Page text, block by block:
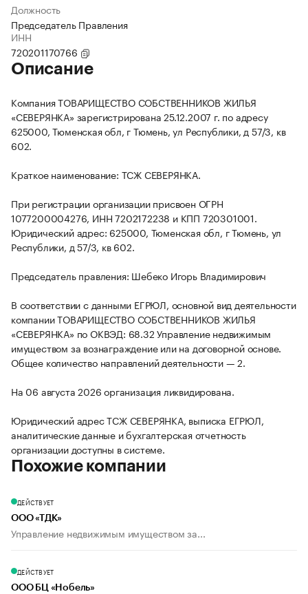
Должность
Председатель Правления
ИНН
720201170766
Описание
Компания ТОВАРИЩЕСТВО СОБСТВЕННИКОВ ЖИЛЬЯ
«СЕВЕРЯНКА» зарегистрирована 25.12.2007 г. по адресу
625000, Тюменская обл, г Тюмень, ул Республики, д 57/3, кв
602.
Краткое наименование: ТСЖ СЕВЕРЯНКА.
При регистрации организации присвоен ОГРН
1077200004276, ИНН 7202172238 и КПП 720301001.
Юридический адрес: 625000, Тюменская обл, г Тюмень, ул
Республики, д 57/3, кв 602.
Председатель правления: Шебеко Игорь Владимирович
В соответствии с данными ЕГРЮЛ, основной вид деятельности
компании ТОВАРИЩЕСТВО СОБСТВЕННИКОВ ЖИЛЬЯ
«СЕВЕРЯНКА» по ОКВЭД: 68.32 Управление недвижимым
имуществом за вознаграждение или на договорной основе.
Общее количество направлений деятельности — 2.
На 06 августа 2026 организация ликвидирована.
Юридический адрес ТСЖ СЕВЕРЯНКА, выписка ЕГРЮЛ,
аналитические данные и бухгалтерская отчетность
организации доступны в системе.
Похожие компании
ДЕЙСТВУЕТ
ООО «ТДК»
Управление недвижимым имуществом за...
ДЕЙСТВУЕТ
ООО БЦ «Нобель»